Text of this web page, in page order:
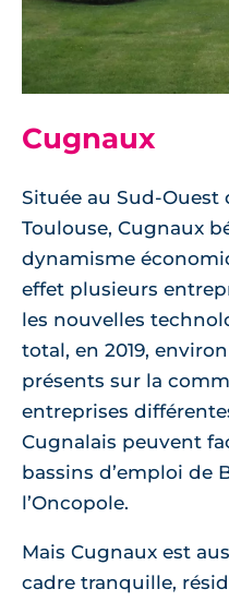
Cugnaux
Située au Sud-Ouest
Toulouse, Cugnaux
dynamisme
effet plusieurs
les nouvelles
total, en 2019,
présents sur la
entreprises
Cugnalais peuvent
bassins d’emploi de
l’Oncopole.
Mais Cugnaux est
cadre tranquille,